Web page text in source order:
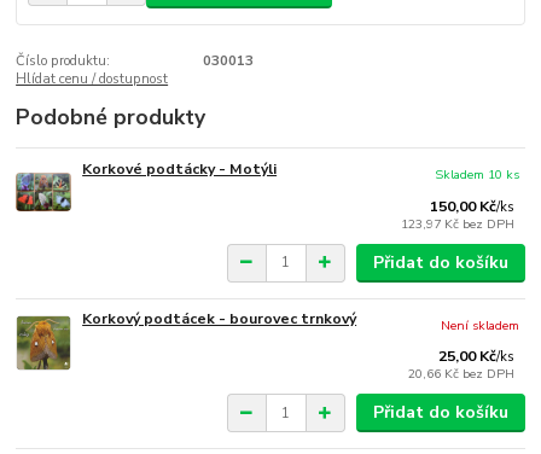
Číslo produktu:
030013
Hlídat cenu / dostupnost
Podobné produkty
Korkové podtácky - Motýli
150,00 Kč/ks
123,97 Kč bez DPH
Skladem 10 ks
Přidat do košíku
Korkový podtácek - bourovec trnkový
25,00 Kč/ks
20,66 Kč bez DPH
Není skladem
Přidat do košíku